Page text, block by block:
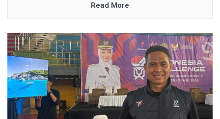
Read More